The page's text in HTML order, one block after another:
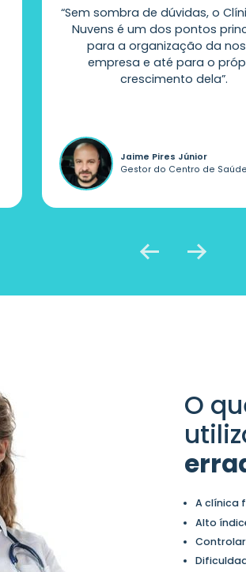
“Sem sombra de dúvidas, o
Nuvens é um dos pontos
para a organização da
empresa e até para o
crescimento dela”.
Jaime Pires Júnior
Gestor do Centro de
O
A clínica
Alto